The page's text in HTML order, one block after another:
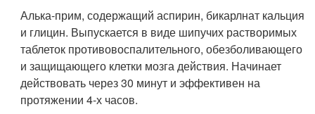
Алька-прим, содержащий аспирин, бикарлнат кальция
и глицин. Выпускается в виде шипучих растворимых
таблеток противовоспалительного, обезболивающего
и защищающего клетки мозга действия. Начинает
действовать через 30 минут и эффективен на
протяжении 4-х часов.